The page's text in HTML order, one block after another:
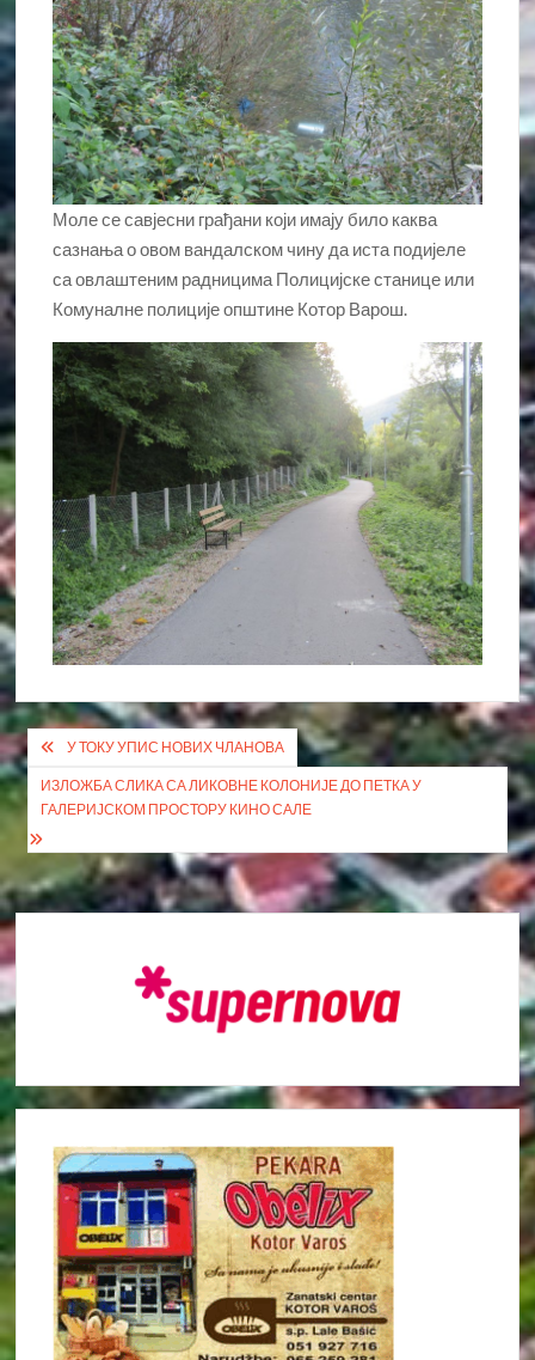
Моле се савјесни грађани који имају било каква
сазнања о овом вандалском чину да иста подијеле
са овлаштеним радницима Полицијске станице или
Комуналне полиције општине Котор Варош.
Кретање
чланка
У ТОКУ УПИС НОВИХ ЧЛАНОВА
ИЗЛОЖБА СЛИКА СА ЛИКОВНЕ КОЛОНИЈЕ ДО ПЕТКА У
ГАЛЕРИЈСКОМ ПРОСТОРУ КИНО САЛЕ